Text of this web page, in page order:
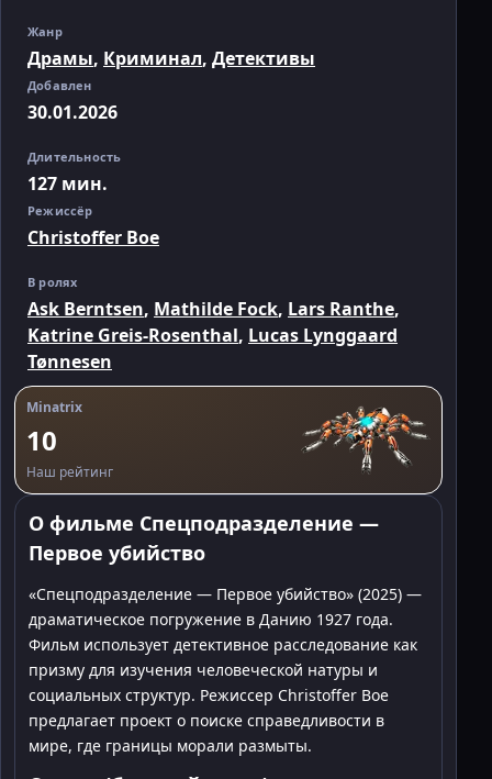
Жанр
Драмы, Криминал, Детективы
Добавлен
30.01.2026
Длительность
127 мин.
Режиссёр
Christoffer Boe
В ролях
Ask Berntsen, Mathilde Fock, Lars Ranthe,
Katrine Greis-Rosenthal, Lucas Lynggaard
Tønnesen
Minatrix
10
Наш рейтинг
О фильме Спецподразделение —
Первое убийство
«Спецподразделение — Первое убийство» (2025) —
драматическое погружение в Данию 1927 года.
Фильм использует детективное расследование как
призму для изучения человеческой натуры и
социальных структур. Режиссер Christoffer Boe
предлагает проект о поиске справедливости в
мире, где границы морали размыты.